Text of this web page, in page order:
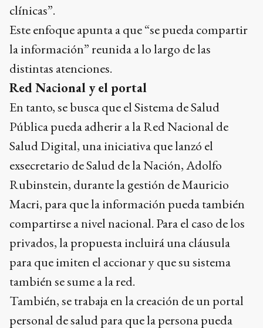
clínicas”.
Este enfoque apunta a que “se pueda compartir
la información” reunida a lo largo de las
distintas atenciones.
Red Nacional y el portal
En tanto, se busca que el Sistema de Salud
Pública pueda adherir a la Red Nacional de
Salud Digital, una iniciativa que lanzó el
exsecretario de Salud de la Nación, Adolfo
Rubinstein, durante la gestión de Mauricio
Macri, para que la información pueda también
compartirse a nivel nacional. Para el caso de los
privados, la propuesta incluirá una cláusula
para que imiten el accionar y que su sistema
también se sume a la red.
También, se trabaja en la creación de un portal
personal de salud para que la persona pueda